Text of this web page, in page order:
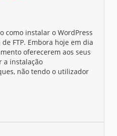
como instalar o WordPress
FTP. Embora hoje em dia
oferecerem aos seus
a instalação
não tendo o utilizador